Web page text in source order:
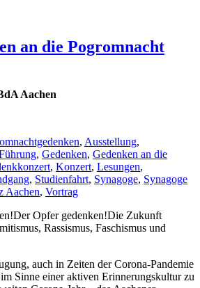
an die Pogromnacht
Aachen
, Ausstellung,
, Gedenken, Gedenken an die
, Konzert, Lesungen,
, Studienfahrt, Synagoge, Synagoge
Aachen, Vortrag
Opfer gedenken!Die Zukunft
Rassismus, Faschismus und
auch in Zeiten der Corona-Pandemie
Sinne einer aktiven Erinnerungskultur zu